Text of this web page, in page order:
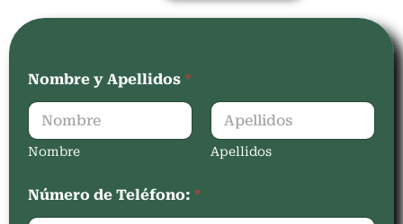
Nombre y Apellidos *
Nombre Apellidos
Número de Teléfono: *